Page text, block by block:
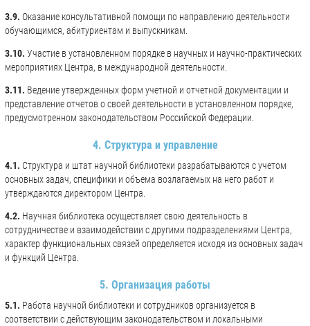
3.9. Оказание консультативной помощи по направлению деятельности
обучающимся, абитуриентам и выпускникам.
3.10. Участие в установленном порядке в научных и научно-практических
мероприятиях Центра, в международной деятельности.
3.11. Ведение утвержденных форм учетной и отчетной документации и
представление отчетов о своей деятельности в установленном порядке,
предусмотренном законодательством Российской Федерации.
4. Структура и управление
4.1. Структура и штат научной библиотеки разрабатываются с учетом
основных задач, специфики и объема возлагаемых на него работ и
утверждаются директором Центра.
4.2. Научная библиотека осуществляет свою деятельность в
сотрудничестве и взаимодействии с другими подразделениями Центра,
характер функциональных связей определяется исходя из основных задач
и функций Центра.
5. Организация работы
5.1. Работа научной библиотеки и сотрудников организуется в
соответствии с действующим законодательством и локальными